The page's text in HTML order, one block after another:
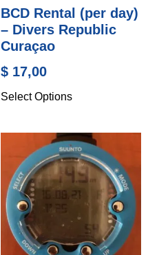
BCD Rental (per day)
– Divers Republic
Curaçao
$ 17,00
Select Options